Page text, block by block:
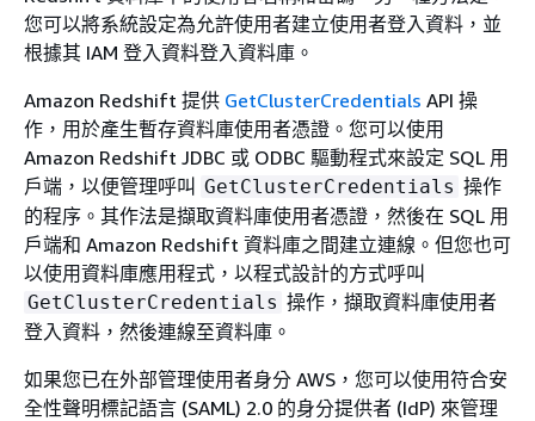
您可以將系統設定為允許使用者建立使用者登入資料，並
根據其 IAM 登入資料登入資料庫。
Amazon Redshift 提供 GetClusterCredentials API 操
作，用於產生暫存資料庫使用者憑證。您可以使用
Amazon Redshift JDBC 或 ODBC 驅動程式來設定 SQL 用
戶端，以便管理呼叫 GetClusterCredentials 操作
的程序。其作法是擷取資料庫使用者憑證，然後在 SQL 用
戶端和 Amazon Redshift 資料庫之間建立連線。但您也可
以使用資料庫應用程式，以程式設計的方式呼叫
GetClusterCredentials 操作，擷取資料庫使用者
登入資料，然後連線至資料庫。
如果您已在外部管理使用者身分 AWS，您可以使用符合安
全性聲明標記語言 (SAML) 2.0 的身分提供者 (IdP) 來管理